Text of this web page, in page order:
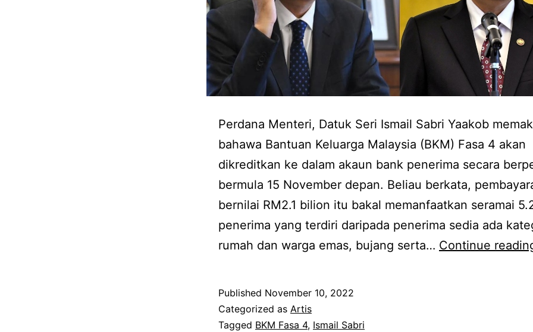
Perdana Menteri, Datuk Seri Ismail Sabri Yaakob
bahawa Bantuan Keluarga Malaysia (BKM) Fasa 4 akan
dikreditkan ke dalam akaun bank penerima secara
bermula 15 November depan. Beliau berkata,
bernilai RM2.1 bilion itu bakal memanfaatkan seramai
penerima yang terdiri daripada penerima sedia ada
rumah dan warga emas, bujang serta… Continue
Published November 10, 2022
Categorized as Artis
Tagged BKM Fasa 4, Ismail Sabri